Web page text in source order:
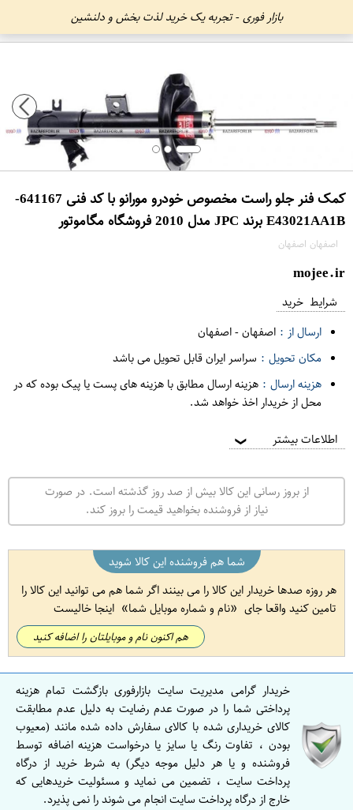
بازار فوری - تجربه یک خرید لذت بخش و دلنشین
کمک فنر جلو راست مخصوص خودرو مورانو با کد فنی 641167-
E43021AA1B برند JPC مدل 2010 فروشگاه مگاموتور
اصفهان اصفهان
mojee.ir
شرایط خرید
ارسال از : اصفهان-اصفهان
مکان تحویل : سراسر ایران قابل تحویل می باشد
هزینه ارسال : هزینه ارسال مطابق با هزینه های پست یا پیک بوده که در
محل از خریدار اخذ خواهد شد.
اطلاعات بیشتر ❯
از بروز رسانی این کالا بیش از صد روز گذشته است. در صورت
نیاز از فروشنده بخواهید قیمت را بروز کند.
شما هم فروشنده این کالا شوید
هر روزه صدها خریدار این کالا را می بینند اگر شما هم می توانید این کالا را
تامین کنید واقعا جای
نام و شماره موبایل شما اینجا خالیست
هم اکنون نام و موبایلتان را اضافه کنید
خریدار گرامی مدیریت سایت بازارفوری بازگشت تمام هزینه
پرداختی شما را در صورت عدم رضایت به دلیل عدم مطابقت
کالای خریداری شده با کالای سفارش داده شده مانند (معیوب
بودن ، تفاوت رنگ یا سایز یا درخواست هزینه اضافه توسط
فروشنده و یا هر دلیل موجه دیگر) به شرط خرید از درگاه
پرداخت سایت ، تضمین می نماید و مسئولیت خریدهایی که
خارج از درگاه پرداخت سایت انجام می شوند را نمی پذیرد.